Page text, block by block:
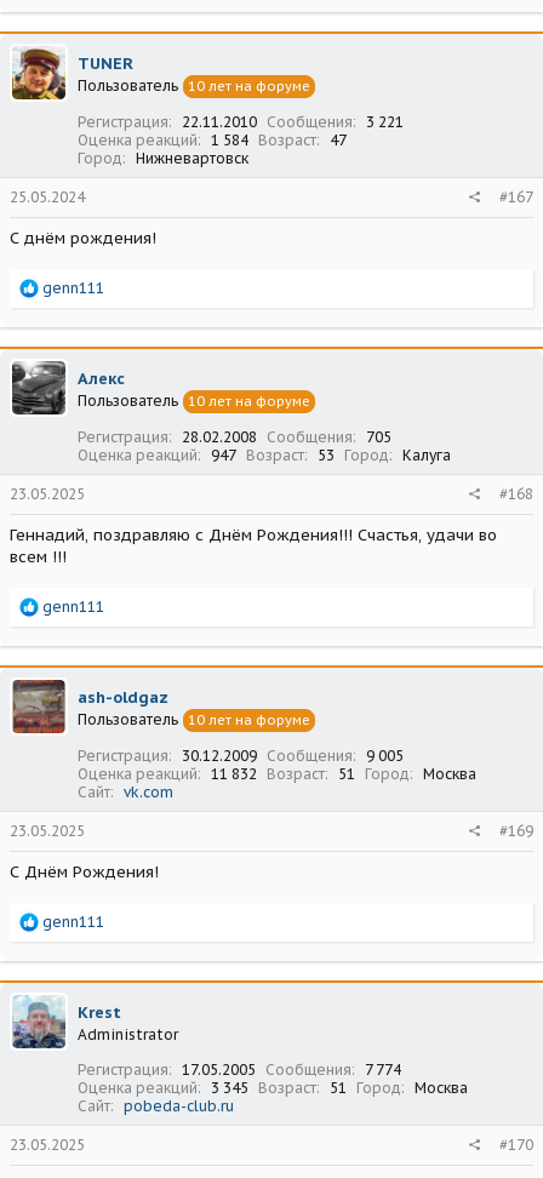
а
к
ц
и
и
TUNER
Пользователь 10 лет на форуме
Регистрация 22.11.2010 Сообщения
3 221
Оценка реакций
1 584 Возраст
47
Город
Нижневартовск
25.05.2024 #167
С днём рождения!
Р
а
к
ц
и
и
genn111
Алекс
Пользователь 10 лет на форуме
Регистрация 28.02.2008 Сообщения
705
Оценка реакций
947 Возраст 53 Город Калуга
23.05.2025 #168
Геннадий, поздравляю с Днём Рождения!!! Счастья, удачи во
всем !!!
Р
а
к
ц
и
и
genn111
ash-oldgaz
Пользователь 10 лет на форуме
Регистрация 30.12.2009 Сообщения
9 005
Оценка реакций
11 832 Возраст 51 Город
Москва
Сайт
vk.com
23.05.2025 #169
С Днём Рождения!
Р
а
к
ц
и
и
genn111
Krest
Administrator
Регистрация
17.05.2005 Сообщения
7 774
Оценка реакций
3 345 Возраст 51 Город
Москва
Сайт
pobeda-club.ru
23.05.2025 #170